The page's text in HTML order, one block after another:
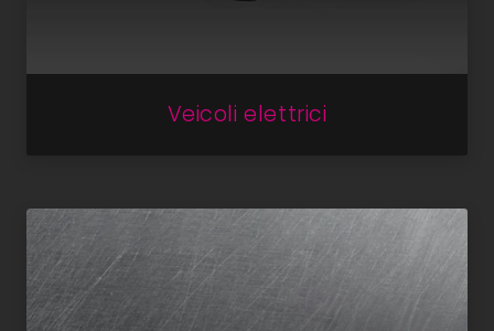
Veicoli elettrici